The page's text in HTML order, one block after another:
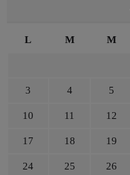
L M M
3 4 5
10 11 12
17 18 19
24 25 26